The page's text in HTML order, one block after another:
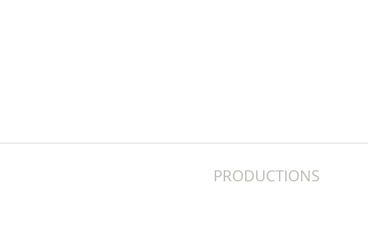
PRODUCTIONS